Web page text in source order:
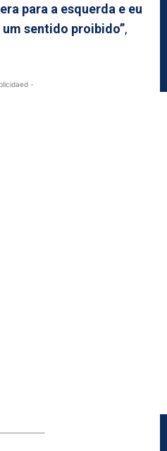
para a esquerda e eu
sentido proibido”,
-